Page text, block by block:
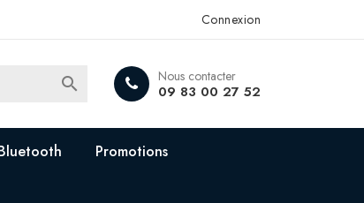
Connexion
Nous contacter
09 83 00 27 52

Promotions